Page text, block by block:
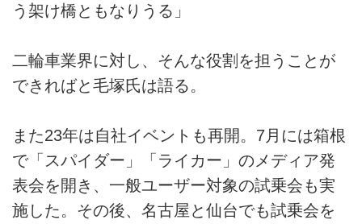
う架け橋ともなりうる」
二輪車業界に対し、そんな役割を担うことが
できればと毛塚氏は語る。
また23年は自社イベントも再開。7月には箱根
で「スパイダー」「ライカー」のメディア発
表会を開き、一般ユーザー対象の試乗会も実
施した。その後、名古屋と仙台でも試乗会を